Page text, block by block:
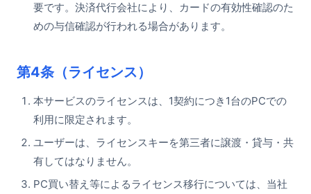
要です。決済代行会社により、カードの有効性確認のた
めの与信確認が行われる場合があります。
第4条（ライセンス）
本サービスのライセンスは、1契約につき1台のPCでの
利用に限定されます。
ユーザーは、ライセンスキーを第三者に譲渡・貸与・共
有してはなりません。
PC買い替え等によるライセンス移行については、当社